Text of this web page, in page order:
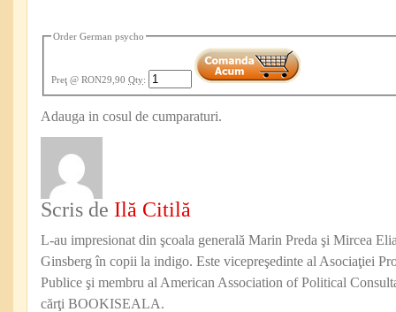
Order German psycho
Preţ @ RON29,90 Qty:
Adauga in cosul de cumparaturi.
Scris de Ilă Citilă
L-au impresionat din şcoala generală Marin Preda şi Mircea
Ginsberg în copii la indigo. Este vicepreşedinte al Asociaţiei
Publice şi membru al American Association of Political
cărţi BOOKISEALA.